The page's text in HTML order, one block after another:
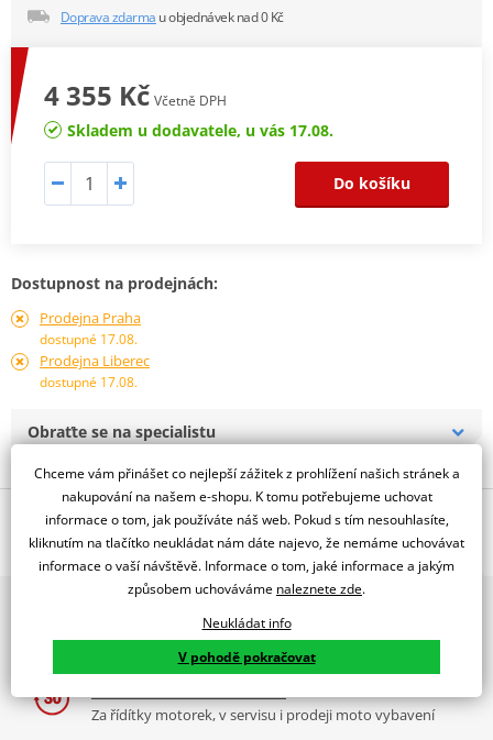
Doprava zdarma u objednávek nad 0 Kč
4 355 Kč Včetně DPH
Skladem u dodavatele, u vás 17.08.
Do košíku
Dostupnost na prodejnách:
Prodejna Praha
dostupné 17.08.
Prodejna Liberec
dostupné 17.08.
Obraťte se na specialistu
Popis a parametry
Jsme autorizovaný
dealer značky RDMOTO
Padací rámy RDMOTO nabízí maximální ochranu Vašeho
Vyráběné z kvalitního materiálu.
"Testováno zákazníky"
9 značek motocyklů, servis, oblečení, doplňky i náhradní
díly, to vše v Praze a Liberci
Za řídítky motorek, v servisu i prodeji moto vybavení
Chceme vám přinášet co nejlepší zážitek z prohlížení našich stránek a
nakupování na našem e-shopu. K tomu potřebujeme uchovat
informace o tom, jak používáte náš web. Pokud s tím nesouhlasíte,
kliknutím na tlačítko neukládat nám dáte najevo, že nemáme uchovávat
informace o vaší návštěvě. Informace o tom, jaké informace a jakým
způsobem uchováváme naleznete zde.
Neukládat info
V pohodě pokračovat